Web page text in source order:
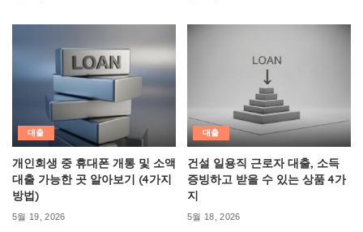
대출
개인회생 중 휴대폰 개통 및 소액
대출 가능한 곳 알아보기 (4가지
방법)
5월 19, 2026
대출
건설 일용직 근로자 대출, 소득
증빙하고 받을 수 있는 상품 4가
지
5월 18, 2026